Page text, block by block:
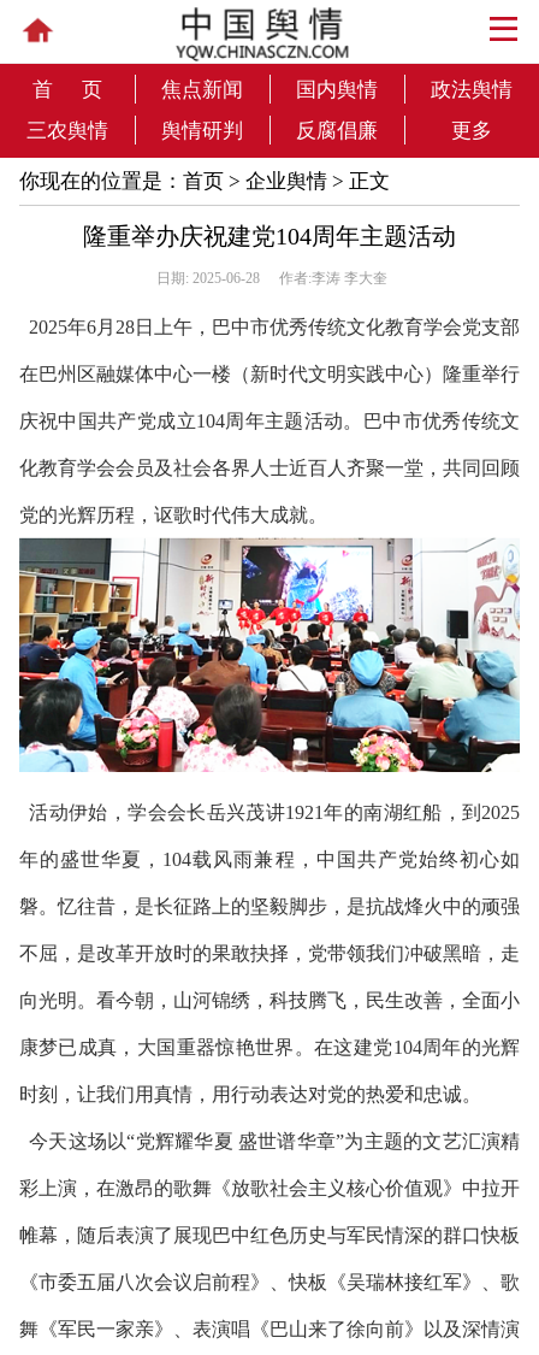
首 页 焦点新闻 国内舆情
政法舆情
三农舆情
舆情研判 反腐倡廉 更多
你现在的位置是： 首页> 企业舆情> 正文
隆重举办庆祝建党104周年主题活动
日期: 2025-06-28 作者:李涛 李大奎
2025年6月28日上午，巴中市优秀传统文化教育学会党支部
在巴州区融媒体中心一楼（新时代文明实践中心）隆重举行
庆祝中国共产党成立104周年主题活动。巴中市优秀传统文
化教育学会会员及社会各界人士近百人齐聚一堂，共同回顾
党的光辉历程，讴歌时代伟大成就。
活动伊始，学会会长岳兴茂讲1921年的南湖红船，到2025
年的盛世华夏，104载风雨兼程，中国共产党始终初心如
磐。忆往昔，是长征路上的坚毅脚步，是抗战烽火中的顽强
不屈，是改革开放时的果敢抉择，党带领我们冲破黑暗，走
向光明。看今朝，山河锦绣，科技腾飞，民生改善，全面小
康梦已成真，大国重器惊艳世界。在这建党104周年的光辉
时刻，让我们用真情，用行动表达对党的热爱和忠诚。
今天这场以“党辉耀华夏 盛世谱华章”为主题的文艺汇演精
彩上演，在激昂的歌舞《放歌社会主义核心价值观》中拉开
帷幕，随后表演了展现巴中红色历史与军民情深的群口快板
《市委五届八次会议启前程》、快板《吴瑞林接红军》、歌
舞《军民一家亲》、表演唱《巴山来了徐向前》以及深情演